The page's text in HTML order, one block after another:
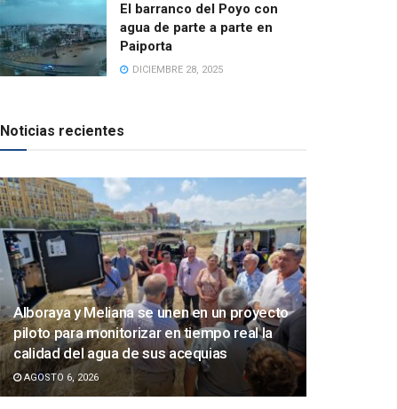
El barranco del Poyo con
agua de parte a parte en
Paiporta
DICIEMBRE 28, 2025
Noticias recientes
Alboraya y Meliana se unen en un proyecto
piloto para monitorizar en tiempo real la
calidad del agua de sus acequias
AGOSTO 6, 2026